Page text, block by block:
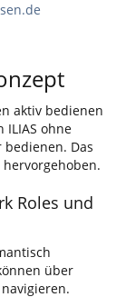
aktiv bedienen
ohne
Das
Roles und
über